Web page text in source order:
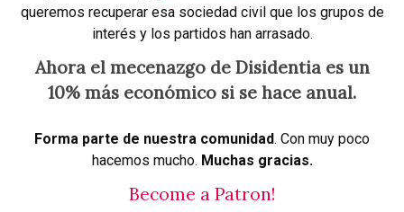
queremos recuperar esa sociedad civil que los grupos de
interés y los partidos han arrasado.
Ahora el mecenazgo de Disidentia es un
10% más económico si se hace anual.
Forma parte de nuestra comunidad. Con muy poco
hacemos mucho. Muchas gracias.
Become a Patron!